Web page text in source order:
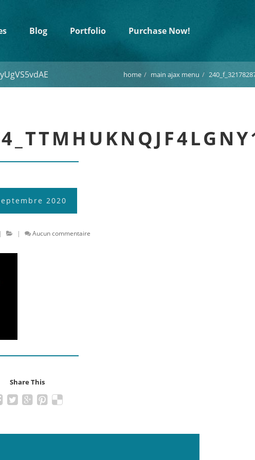
Blog Portfolio Purchase Now!
home main ajax menu
2020
| | Aucun commentaire
Share This